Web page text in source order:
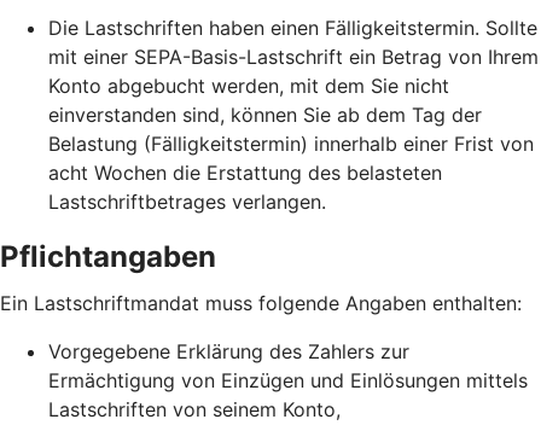
Die Lastschriften haben einen Fälligkeitstermin. Sollte
mit einer SEPA-Basis-Lastschrift ein Betrag von Ihrem
Konto abgebucht werden, mit dem Sie nicht
einverstanden sind, können Sie ab dem Tag der
Belastung (Fälligkeitstermin) innerhalb einer Frist von
acht Wochen die Erstattung des belasteten
Lastschriftbetrages verlangen.
Pflichtangaben
Ein Lastschriftmandat muss folgende Angaben enthalten:
Vorgegebene Erklärung des Zahlers zur
Ermächtigung von Einzügen und Einlösungen mittels
Lastschriften von seinem Konto,